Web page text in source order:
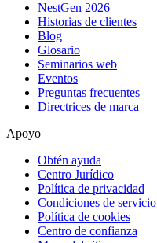
NestGen 2026
Historias de clientes
Blog
Glosario
Seminarios web
Eventos
Preguntas frecuentes
Directrices de marca
Apoyo
Obtén ayuda
Centro Jurídico
Política de privacidad
Condiciones de servicio
Política de cookies
Centro de confianza